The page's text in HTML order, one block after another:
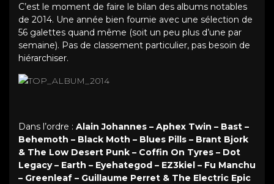
C’est le moment de faire le bilan des albums notables
de 2014. Une année bien fournie avec une sélection de
56 galettes quand même (soit un peu plus d’une par
semaine). Pas de classement particulier, pas besoin de
hiérarchiser.
Dans l’ordre : Alain Johannes – Aphex Twin – Bast –
Behemoth – Black Moth – Blues Pills – Brant Bjork
& The Low Desert Punk – Coffin On Tyres – Dot
Legacy – Earth – Eyehategod – EZ3kiel – Fu Manchu
– Greenleaf – Guillaume Perret & The Electric Epic